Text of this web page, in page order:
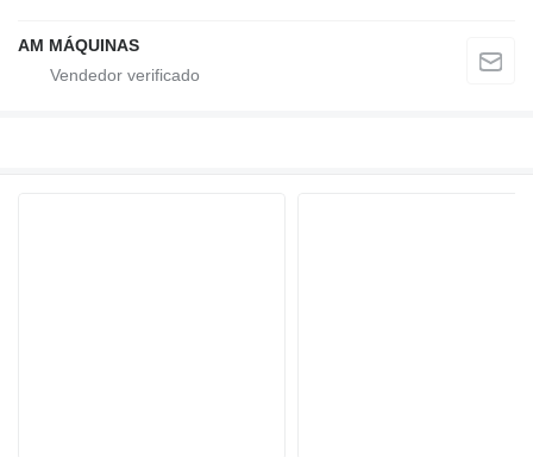
AM MÁQUINAS